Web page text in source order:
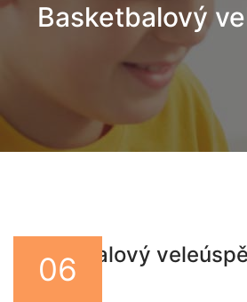
Basketbalový
Basketbalový
06